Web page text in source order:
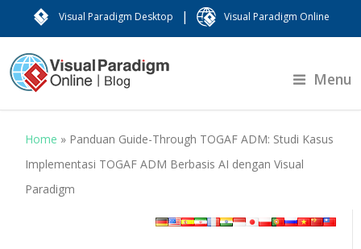
Visual Paradigm Desktop | Visual Paradigm Online
Menu
Home » Panduan Guide-Through TOGAF ADM: Studi Kasus
Implementasi TOGAF ADM Berbasis AI dengan Visual
Paradigm